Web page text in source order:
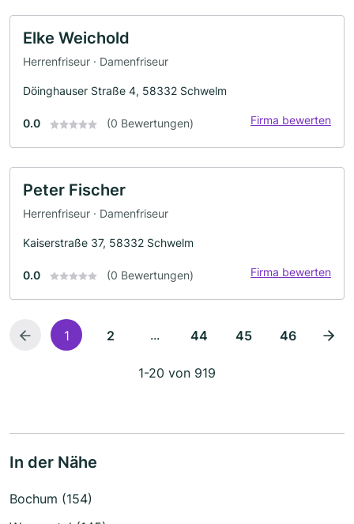
Elke Weichold
Herrenfriseur · Damenfriseur
Döinghauser Straße 4, 58332 Schwelm
0.0 (0 Bewertungen) Firma bewerten
Peter Fischer
Herrenfriseur · Damenfriseur
Kaiserstraße 37, 58332 Schwelm
0.0 (0 Bewertungen) Firma bewerten
1 2 ... 44 45 46
1-20 von 919
In der Nähe
Bochum (154)